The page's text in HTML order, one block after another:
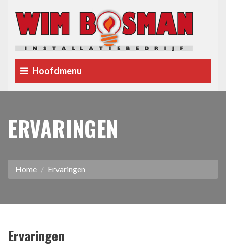
Hoofdmenu
ERVARINGEN
Home Ervaringen
Ervaringen